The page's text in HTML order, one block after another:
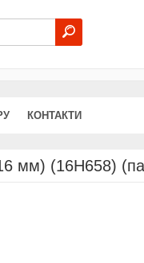
КОНТАКТИ
мм) (16H658)